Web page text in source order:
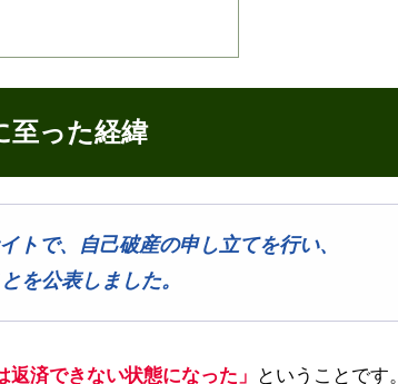
至った経緯
トで、自己破産の申し立てを行い、
を公表しました。
返済できない状態になった」 ということです。